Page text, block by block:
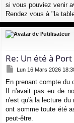
si vous pouviez venir
Rendez vous à "la
Re: Un été à
M
s
s
a
e
Lun 16 Mars 2026
En prenant compte du
Il n'avait pas eu de
n'est qu'à la lecture du
ont somme toute été
peut-être.